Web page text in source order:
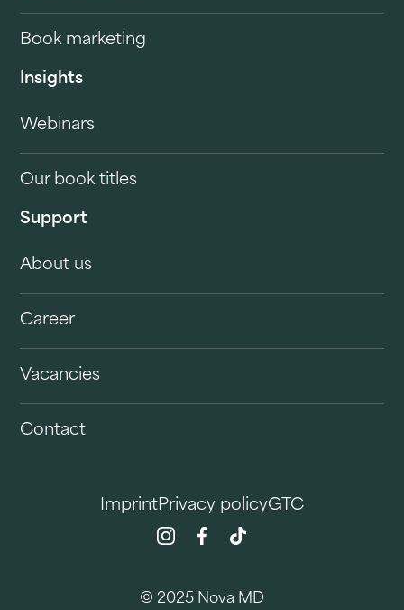
Book marketing
Insights
Webinars
Our book titles
Support
About us
Career
Vacancies
Contact
ImprintPrivacy policyGTC
© 2025 Nova MD